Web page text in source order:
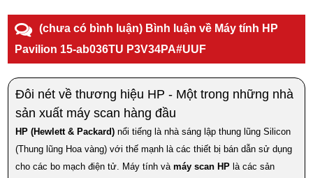
(chưa có bình luận) Bình luận về Máy tính HP
Pavilion 15-ab036TU P3V34PA#UUF
Đôi nét về thương hiệu HP - Một trong những nhà
sản xuất máy scan hàng đầu
HP (Hewlett & Packard) nổi tiếng là nhà sáng lập thung lũng Silicon
(Thung lũng Hoa vàng) với thế mạnh là các thiết bị bán dẫn sử dụng
cho các bo mạch điện tử. Máy tính vàmáy scan HP là các sản